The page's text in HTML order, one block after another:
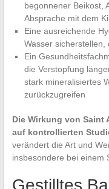
begonnener Beikost,
Absprache mit dem
Eine ausreichende
Wasser sicherstellen,
Ein
die Verstopfung
stark mineralisiertes
zurückzugreifen
Die Wirkung von
auf kontrollierten
verändert die Art und
insbesondere bei einem
Gestilltes